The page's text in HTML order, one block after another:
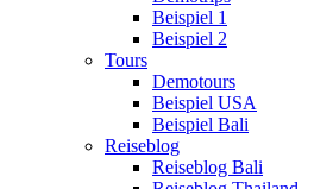
Beispiel 1
Beispiel 2
Tours
Demotours
Beispiel USA
Beispiel Bali
Reiseblog
Reiseblog Bali